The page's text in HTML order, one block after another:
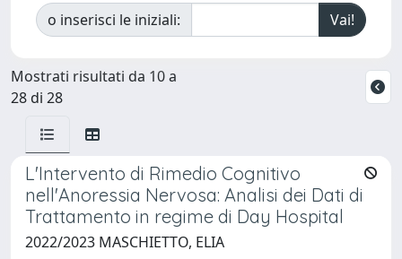
o inserisci le iniziali:
Mostrati risultati da 10 a
28 di 28
L'Intervento di Rimedio Cognitivo
nell'Anoressia Nervosa: Analisi dei Dati di
Trattamento in regime di Day Hospital
2022/2023 MASCHIETTO, ELIA